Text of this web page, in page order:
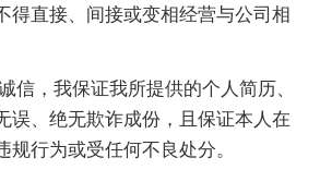
得直接、间接或变相经营与公司相
信，我保证我所提供的个人简历、
误、绝无欺诈成份，且保证本人在
规行为或受任何不良处分。